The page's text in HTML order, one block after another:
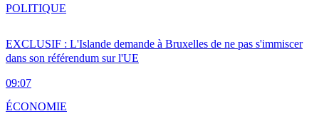
EXCLUSIF : L'Islande demande à Bruxelles de ne pas s'immiscer
dans son référendum sur l'UE
09:07
POLITIQUE
ÉCONOMIE